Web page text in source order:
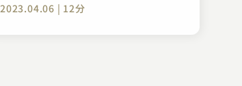
2023.04.06 | 12分